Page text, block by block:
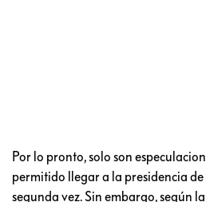
Por lo pronto, solo son
permitido llegar a la presidencia
segunda vez. Sin embargo, según